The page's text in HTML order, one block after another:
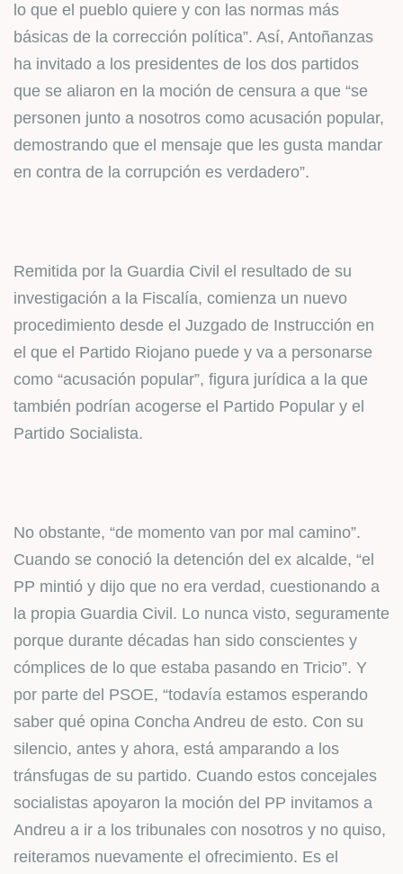
lo que el pueblo quiere y con las normas más
básicas de la corrección política”. Así, Antoñanzas
ha invitado a los presidentes de los dos partidos
que se aliaron en la moción de censura a que “se
personen junto a nosotros como acusación popular,
demostrando que el mensaje que les gusta mandar
en contra de la corrupción es verdadero”.
Remitida por la Guardia Civil el resultado de su
investigación a la Fiscalía, comienza un nuevo
procedimiento desde el Juzgado de Instrucción en
el que el Partido Riojano puede y va a personarse
como “acusación popular”, figura jurídica a la que
también podrían acogerse el Partido Popular y el
Partido Socialista.
No obstante, “de momento van por mal camino”.
Cuando se conoció la detención del ex alcalde, “el
PP mintió y dijo que no era verdad, cuestionando a
la propia Guardia Civil. Lo nunca visto, seguramente
porque durante décadas han sido conscientes y
cómplices de lo que estaba pasando en Tricio”. Y
por parte del PSOE, “todavía estamos esperando
saber qué opina Concha Andreu de esto. Con su
silencio, antes y ahora, está amparando a los
tránsfugas de su partido. Cuando estos concejales
socialistas apoyaron la moción del PP invitamos a
Andreu a ir a los tribunales con nosotros y no quiso,
reiteramos nuevamente el ofrecimiento. Es el